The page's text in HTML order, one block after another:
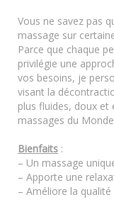
Vous ne savez pas
massage sur
Parce que chaque
privilégie une
vos besoins, je
visant la
plus fluides, doux et
massages du
Bienfaits :
– Un massage
– Apporte une
– Améliore la